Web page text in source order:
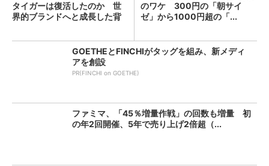
タイガーは復活したのか 世
界的ブランドへと成長した背
のワケ 300円の「朝サイ
ゼ」から1000円超の「...
GOETHEとFINCHIがタッグを組み、新メディ
アを創設
PR(FINCHI on GOETHE)
ファミマ、「45％増量作戦」の回数も増量 初
の年2回開催、5年で売り上げ2倍超（...